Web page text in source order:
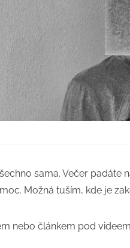
sama. Večer padáte
Možná tuším, kde je
nebo článkem pod